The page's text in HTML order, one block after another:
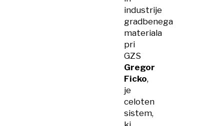
industrije
gradbenega
materiala
pri
GZS
Gregor
Ficko,
je
celoten
sistem,